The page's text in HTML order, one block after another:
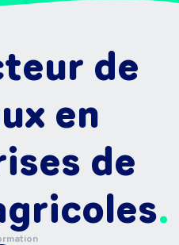
de
en
de